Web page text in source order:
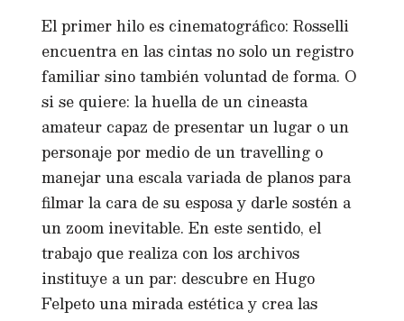
El primer hilo es cinematográfico: Rosselli
encuentra en las cintas no solo un registro
familiar sino también voluntad de forma. O
si se quiere: la huella de un cineasta
amateur capaz de presentar un lugar o un
personaje por medio de un travelling o
manejar una escala variada de planos para
filmar la cara de su esposa y darle sostén a
un zoom inevitable. En este sentido, el
trabajo que realiza con los archivos
instituye a un par: descubre en Hugo
Felpeto una mirada estética y crea las